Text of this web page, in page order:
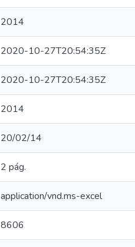
2014
2020-10-27T20:54:35Z
2020-10-27T20:54:35Z
2014
20/02/14
2 pág.
application/vnd.ms-excel
8606